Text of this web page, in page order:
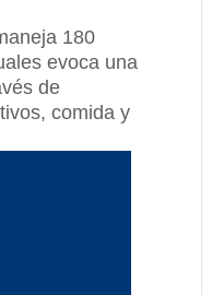
180
evoca una
de
comida y